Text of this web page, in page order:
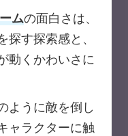
ムの面白さは、
探す探索感と、
動くかわいさに
ように敵を倒し
ャラクターに触